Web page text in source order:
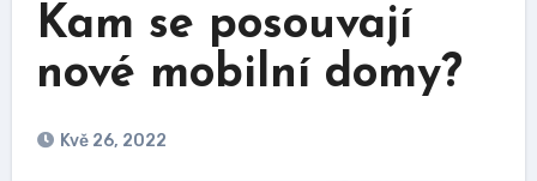
Kam se posouvají
nové mobilní domy?
Kvě 26, 2022